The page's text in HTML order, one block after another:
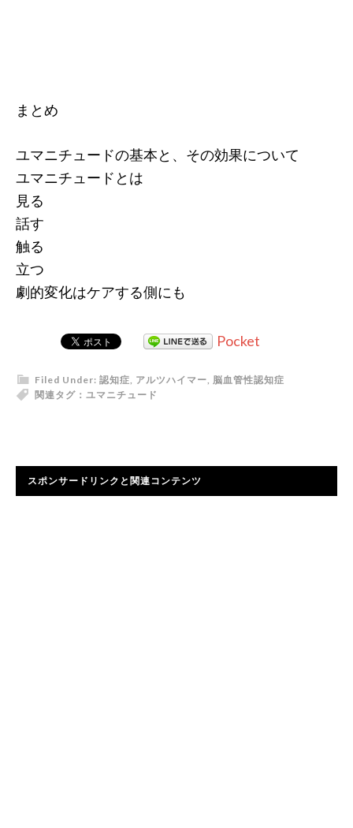
まとめ
ユマニチュードの基本と、その効果について
ユマニチュードとは
見る
話す
触る
立つ
劇的変化はケアする側にも
Pocket
Filed Under: 認知症, アルツハイマー, 脳血管性認知症
関連タグ： ユマニチュード
スポンサードリンクと関連コンテンツ